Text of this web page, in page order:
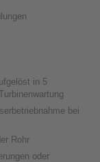
in 5
bei
Rohr
oder